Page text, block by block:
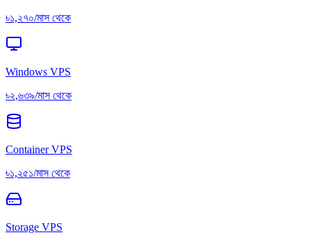
৳১,২৭০/মাস থেকে
Windows VPS
৳২,৬৩৯/মাস থেকে
Container VPS
৳১,২৫১/মাস থেকে
Storage VPS